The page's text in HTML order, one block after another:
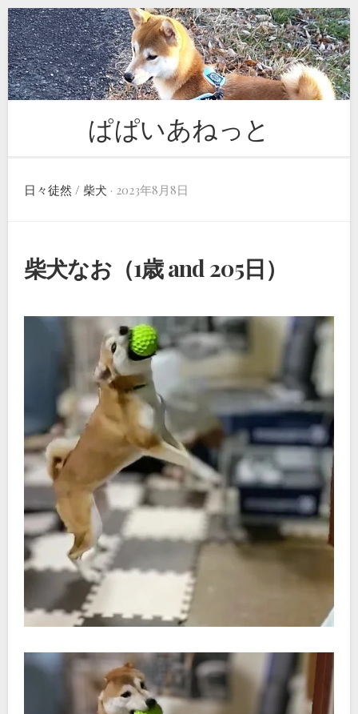
Skip
to
content
ぱぱいあねっと
日々徒然 / 柴犬 · 2023年8月8日
柴犬なお（1歳 and 205日）